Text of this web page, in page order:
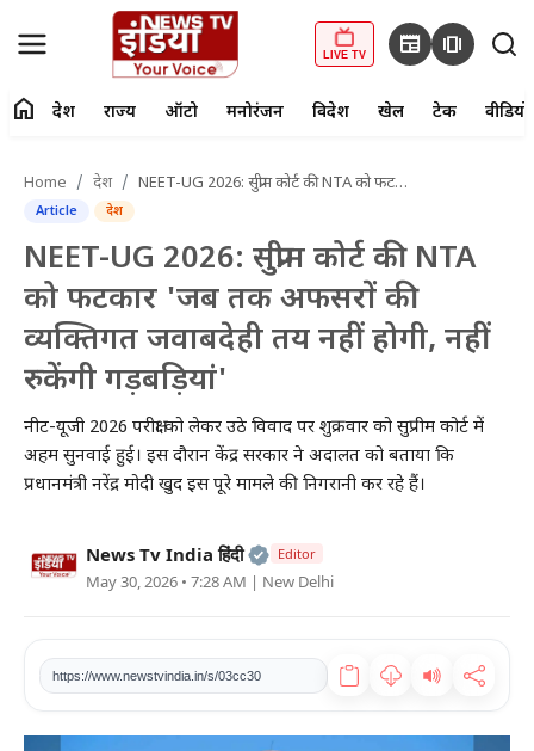
LIVE TV newspaper amp_stories
Home
राज्य
ऑटो
मनोरंजन
खेल
वीडियो
home देश राज्य ऑटो मनोरंजन विदेश खेल टेक वीडियो
Home देश NEET-UG 2026: सुप्रीम कोर्ट की NTA को फटकार 'जब तक अफसरों की व्यक्तिगत जवाबदेही तय नहीं होगी, नहीं रुकेंगी गड़बड़ियां'
Article देश
NEET-UG 2026: सुप्रीम कोर्ट की NTA
को फटकार 'जब तक अफसरों की
व्यक्तिगत जवाबदेही तय नहीं होगी, नहीं
रुकेंगी गड़बड़ियां'
नीट-यूजी 2026 परीक्षा को लेकर उठे विवाद पर शुक्रवार को सुप्रीम कोर्ट में
अहम सुनवाई हुई। इस दौरान केंद्र सरकार ने अदालत को बताया कि
प्रधानमंत्री नरेंद्र मोदी खुद इस पूरे मामले की निगरानी कर रहे हैं।
News Tv India हिंदी Official | Verified Expert • 27
Editor
May 30, 2026 • 7:28 AM | New Delhi
https://www.newstvindia.in/s/03cc30